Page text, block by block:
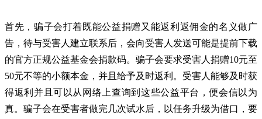
首先，骗子会打着既能公益捐赠又能返利返佣金的名义做广
告，待与受害人建立联系后，会向受害人发送可能是提前下载
的官方正规公益基金会捐款码。 骗子会要求受害人捐赠10元至
50元不等的小额本金，并且给予及时返利。受害人能够及时获
得返利并且可以从网络上查询到这些公益平台，便会信以为
真。 骗子会在受害者做完几次试水后，以任务升级为借口，要